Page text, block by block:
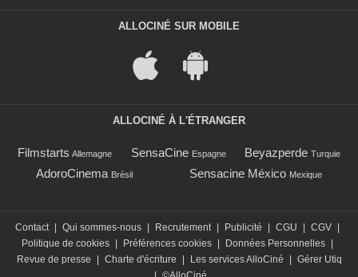
ALLOCINÉ SUR MOBILE
ALLOCINÉ À L'ÉTRANGER
Filmstarts Allemagne SensaCine Espagne Beyazperde Turquie
AdoroCinema Brésil Sensacine México Mexique
Contact Qui sommes-nous Recrutement Publicité CGU CGV
Politique de cookies
Préférences cookies Données Personnelles
Revue de presse
Charte d'écriture Les services AlloCiné
Gérer Utiq